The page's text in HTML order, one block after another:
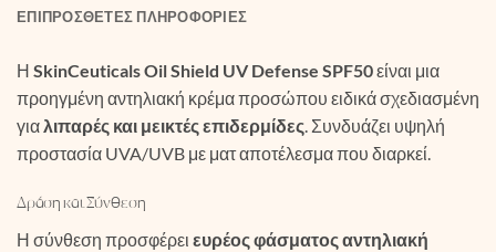
ΕΠΙΠΡΌΣΘΕΤΕΣ ΠΛΗΡΟΦΟΡΊΕΣ
Η SkinCeuticals Oil Shield UV Defense SPF50είναι μια
προηγμένη αντηλιακή κρέμα προσώπου ειδικά σχεδιασμένη
για λιπαρές και μεικτές επιδερμίδες . Συνδυάζει υψηλή
προστασία UVA/UVB με ματ αποτέλεσμα που διαρκεί.
Δράση και Σύνθεση
Η σύνθεση προσφέρει ευρέος φάσματος αντηλιακή